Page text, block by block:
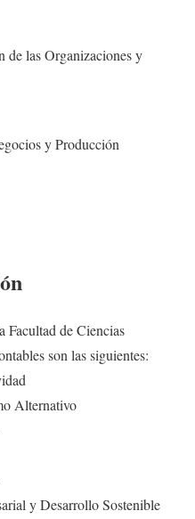
de las Organizaciones y
y Producción
Facultad de Ciencias
son las siguientes:
Alternativo
y Desarrollo Sostenible